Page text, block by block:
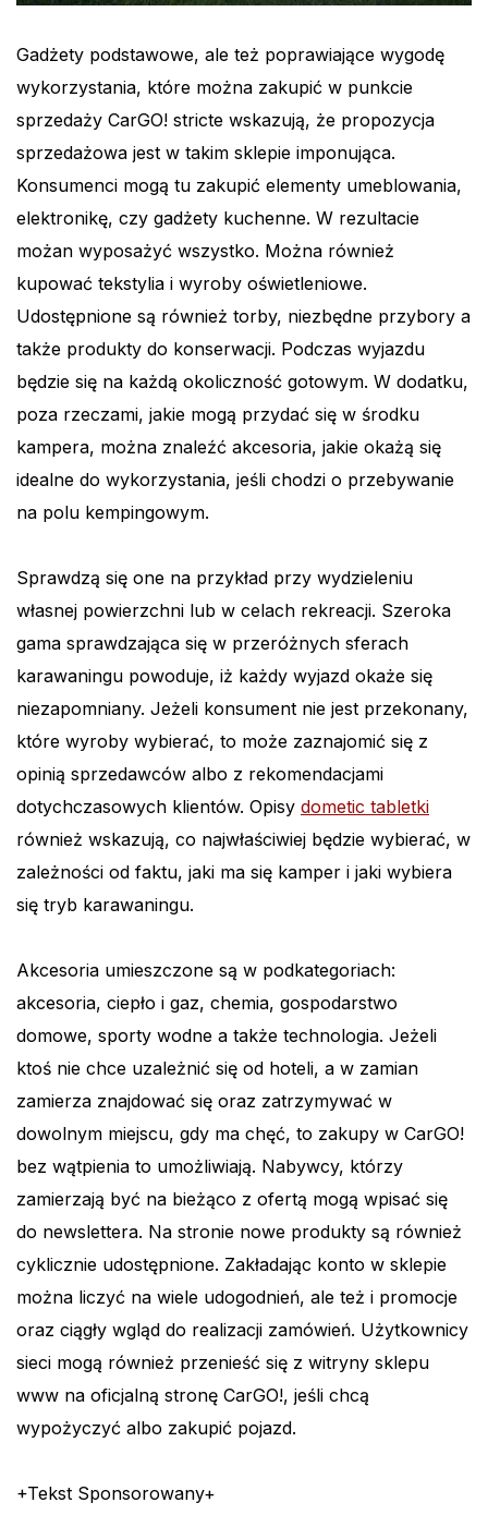
Gadżety podstawowe, ale też poprawiające wygodę
wykorzystania, które można zakupić w punkcie
sprzedaży CarGO! stricte wskazują, że propozycja
sprzedażowa jest w takim sklepie imponująca.
Konsumenci mogą tu zakupić elementy umeblowania,
elektronikę, czy gadżety kuchenne. W rezultacie
możan wyposażyć wszystko. Można również
kupować tekstylia i wyroby oświetleniowe.
Udostępnione są również torby, niezbędne przybory a
także produkty do konserwacji. Podczas wyjazdu
będzie się na każdą okoliczność gotowym. W dodatku,
poza rzeczami, jakie mogą przydać się w środku
kampera, można znaleźć akcesoria, jakie okażą się
idealne do wykorzystania, jeśli chodzi o przebywanie
na polu kempingowym.
Sprawdzą się one na przykład przy wydzieleniu
własnej powierzchni lub w celach rekreacji. Szeroka
gama sprawdzająca się w przeróżnych sferach
karawaningu powoduje, iż każdy wyjazd okaże się
niezapomniany. Jeżeli konsument nie jest przekonany,
które wyroby wybierać, to może zaznajomić się z
opinią sprzedawców albo z rekomendacjami
dotychczasowych klientów. Opisy dometic tabletki
również wskazują, co najwłaściwiej będzie wybierać, w
zależności od faktu, jaki ma się kamper i jaki wybiera
się tryb karawaningu.
Akcesoria umieszczone są w podkategoriach:
akcesoria, ciepło i gaz, chemia, gospodarstwo
domowe, sporty wodne a także technologia. Jeżeli
ktoś nie chce uzależnić się od hoteli, a w zamian
zamierza znajdować się oraz zatrzymywać w
dowolnym miejscu, gdy ma chęć, to zakupy w CarGO!
bez wątpienia to umożliwiają. Nabywcy, którzy
zamierzają być na bieżąco z ofertą mogą wpisać się
do newslettera. Na stronie nowe produkty są również
cyklicznie udostępnione. Zakładając konto w sklepie
można liczyć na wiele udogodnień, ale też i promocje
oraz ciągły wgląd do realizacji zamówień. Użytkownicy
sieci mogą również przenieść się z witryny sklepu
www na oficjalną stronę CarGO!, jeśli chcą
wypożyczyć albo zakupić pojazd.
+Tekst Sponsorowany+